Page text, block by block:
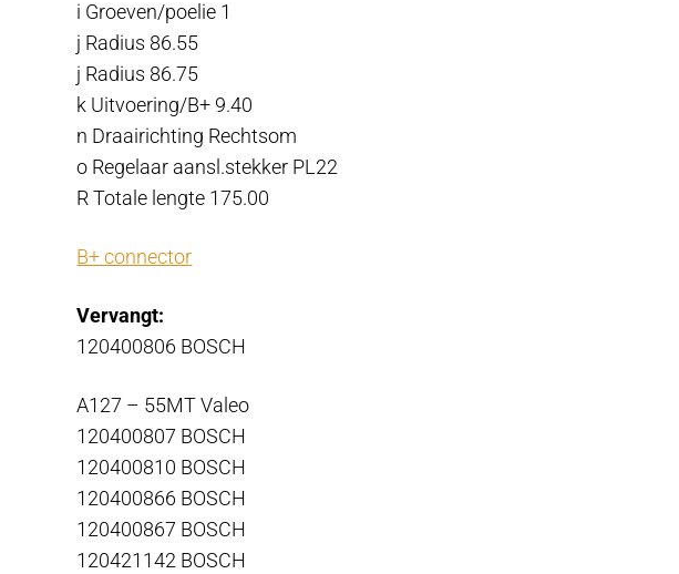
i Groeven/poelie 1
j Radius 86.55
j Radius 86.75
k Uitvoering/B+ 9.40
n Draairichting Rechtsom
o Regelaar aansl.stekker PL22
R Totale lengte 175.00
B+ connector
Vervangt:
120400806 BOSCH
A127 – 55MT Valeo
120400807 BOSCH
120400810 BOSCH
120400866 BOSCH
120400867 BOSCH
120421142 BOSCH